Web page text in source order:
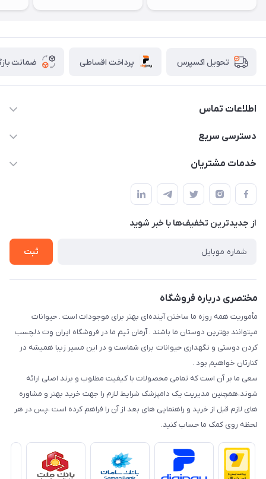
تحویل اکسپرس پرداخت اقساطی ضمانت
اطلاعات تماس
07154503736-09120986090
دسترسی سریع
حساب کاربری
درباره ما
تماس با ما
خدمات مشتریان
قوانین و مقررات
حفظ حریم شخصی
سوالات متداول
شرایط ارسال رایگان
از جدید‌ترین تخفیف‌ها با‌ خبر شوید
ثبت
مختصری درباره فروشگاه
مأموریت همه روزه ما ساختن آینده‌ای بهتر برای موجودات است . حیوانات
میتوانند بهترین دوستان ما باشند . آرمان تیم ما در فروشگاه ایران وِت دلچسب
کردن دوستی و نگهداری حیوانات برای شماست و در این مسیر زیبا همیشه در
کنارتان خواهیم بود .
سعی ما بر آن است که تمامی محصولات با کیفیت مطلوب و برند اصلی ارائه
شوند،همچنین مدیریت یک دامپزشک شرایط لازم را جهت خرید بهتر و مشاوره
های لازم قبل از خرید و راهنمایی های بعد از آن را فراهم کرده است ،پس در هر
لحظه روی کمک ما حساب کنید.